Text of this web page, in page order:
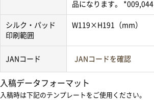
品になります。 *009,044
シルク・パッド
印刷範囲
W119×H191（mm）
JANコード JANコードを確認
入稿データフォーマット
入稿時は下記のテンプレートをご使用ください。